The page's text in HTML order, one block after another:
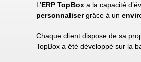
L’ERP TopBoxa la capacité
personnalisergrâce à un
Chaque client dispose de sa
TopBox a été développé sur la